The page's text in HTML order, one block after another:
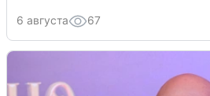
6 августа 67